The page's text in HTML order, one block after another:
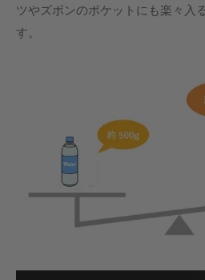
ツやズボンのポケットにも楽々入
す。